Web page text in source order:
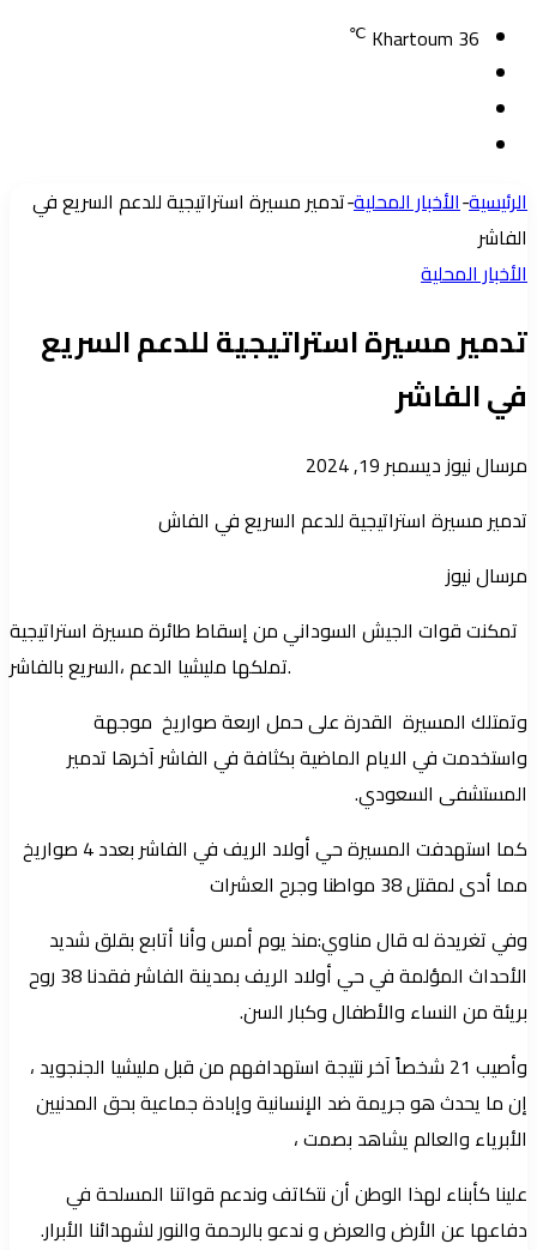
Khartoum 36
℃
جانبيالرئيسية-الأخبار المحلية-تدمير مسيرة استراتيجية للدعم السريع في
الفاشر
الأخبار المحلية
تدمير مسيرة استراتيجية للدعم السريع
في الفاشر
مرسال نيوزأرسل
إلكترونيا
ديسمبر 19, 2024
تدمير مسيرة استراتيجية للدعم السريع في الفاش
مرسال نيوز
تمكنت قوات الجيش السوداني من إسقاط طائرة مسيرة استراتيجية
تملكها مليشيا الدعم ،السريع بالفاشر.
وتمتلك المسيرة القدرة على حمل اربعة صواريخ موجهة
واستخدمت في الايام الماضية بكثافة في الفاشر آخرها تدمير
المستشفى السعودي.
كما استهدفت المسيرة حي أولاد الريف في الفاشر بعدد 4 صواريخ
مما أدى لمقتل 38 مواطنا وجرح العشرات
وفي تغريدة له قال مناوي:منذ يوم أمس وأنا أتابع بقلق شديد
الأحداث المؤلمة في حي أولاد الريف بمدينة الفاشر فقدنا 38 روح
بريئة من النساء والأطفال وكبار السن.
وأصيب 21 شخصاً آخر نتيجة استهدافهم من قبل مليشيا الجنجويد ،
إن ما يحدث هو جريمة ضد الإنسانية وإبادة جماعية بحق المدنيين
الأبرياء والعالم يشاهد بصمت ،
علينا كأبناء لهذا الوطن أن نتكاتف وندعم قواتنا المسلحة في
دفاعها عن الأرض والعرض و ندعو بالرحمة والنور لشهدائنا الأبرار.